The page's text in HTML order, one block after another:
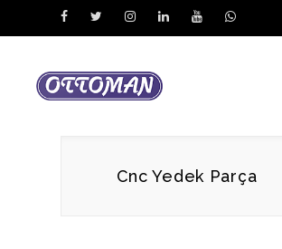
Cnc Yedek Parça